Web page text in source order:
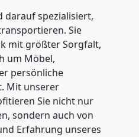
darauf spezialisiert,
Sie
mit größter Sorgfalt,
um Möbel,
persönliche
Mit unserer
Sie nicht nur
sondern auch von
Erfahrung unseres